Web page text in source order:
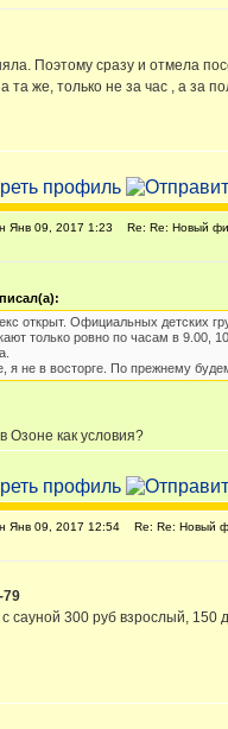
Поэтому сразу и отмела
та же, только не за час , а за
Янв 09, 2017 1:23 Re: Re: Новый
открыт. Официальных детских
только ровно по часам в 9.00,
я не в восторге. По прежнему
Озоне как условия?
Янв 09, 2017 12:54 Re: Re: Новый
79
сауной 300 руб взрослый, 150